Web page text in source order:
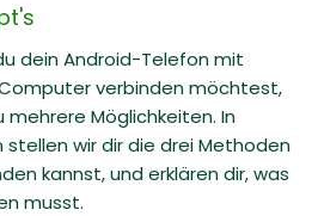
dein Android-Telefon mit
verbinden möchtest,
mehrere Möglichkeiten. In
wir dir die drei Methoden
kannst, und erklären dir, was
musst.